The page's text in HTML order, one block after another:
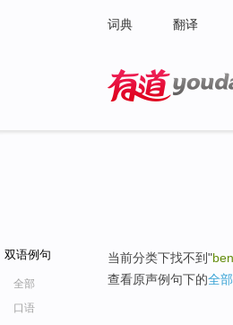
词典 翻译
双语例句
全部
口语
当前分类下找不到"
查看原声例句下的全